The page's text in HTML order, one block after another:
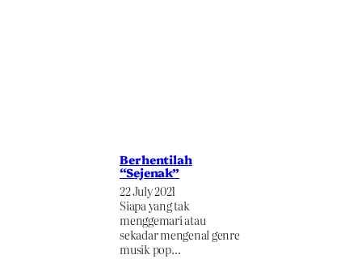
Berhentilah
“Sejenak”
22 July 2021
Siapa yang tak
menggemari atau
sekadar mengenal genre
musik pop…